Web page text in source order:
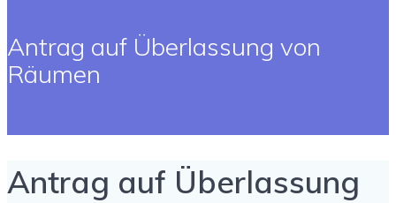
Antrag auf Überlassung von
Räumen
Antrag auf Überlassung